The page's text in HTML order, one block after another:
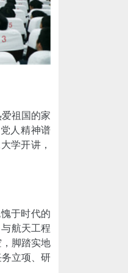
祖国的家
人精神谱
学开讲，
于时代的
航天工程
脚踏实地
立项、研